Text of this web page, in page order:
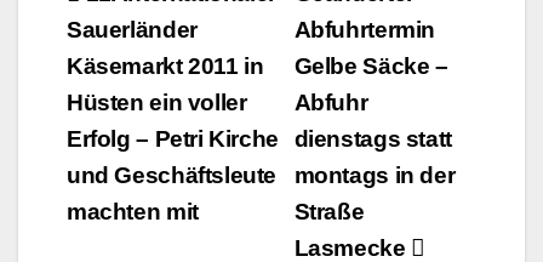
Abfuhrtermin
Gelbe Säcke –
Abfuhr
dienstags statt
montags in der
Straße
Lasmecke
Sauerländer
Käsemarkt 2011 in
Hüsten ein voller
Erfolg – Petri Kirche
und Geschäftsleute
machten mit